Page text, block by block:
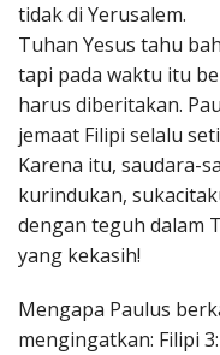
tidak di Yerusalem.
Tuhan Yesus tahu
tapi pada waktu itu
harus diberitakan.
jemaat Filipi selalu
Karena itu, saudara-
kurindukan,
dengan teguh dalam
yang kekasih!
Mengapa Paulus
mengingatkan: Filipi